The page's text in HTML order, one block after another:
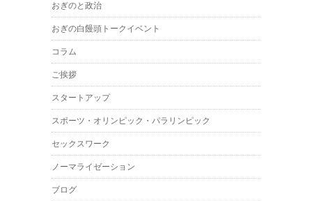
おぎのと政治
おぎの白饅頭トークイベント
コラム
ご挨拶
スタートアップ
スポーツ・オリンピック・パラリンピック
セックスワーク
ノーマライゼーション
ブログ